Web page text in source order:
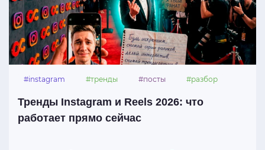
#instagram #тренды #посты #разбор
Тренды Instagram и Reels 2026: что
работает прямо сейчас